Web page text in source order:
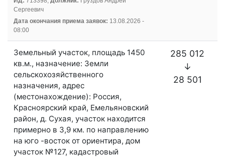
Сергеевич
Дата окончания приема заявок: 13.08.2026 -
08:00
Земельный участок, площадь 1450
кв.м., назначение: Земли
сельскохозяйственного
назначения, адрес
(местонахождение): Россия,
Красноярский край, Емельяновский
район, д. Сухая, участок находится
примерно в 3,9 км. по направлению
на юго -восток от ориентира, дом
участок №127, кадастровый
285 012
↓
28 501